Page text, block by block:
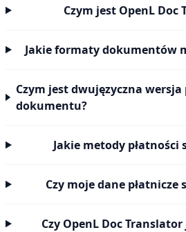
Czym jest OpenL Doc
Jakie formaty dokumentów
Czym jest dwujęzyczna
dokumentu?
Jakie metody płatności
Czy moje dane płatnicze
Czy OpenL Doc